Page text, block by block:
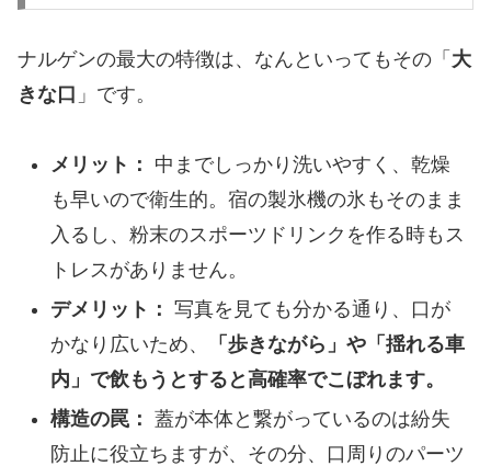
ナルゲンの最大の特徴は、なんといってもその「 大
きな口 」です。
メリット：
中までしっかり洗いやすく、乾燥
も早いので衛生的。宿の製氷機の氷もそのまま
入るし、粉末のスポーツドリンクを作る時もス
トレスがありません。
デメリット： 写真を見ても分かる通り、口が
かなり広いため、
「歩きながら」や「揺れる車
内」で飲もうとすると高確率でこぼれます。
構造の罠： 蓋が本体と繋がっているのは紛失
防止に役立ちますが、その分、口周りのパーツ